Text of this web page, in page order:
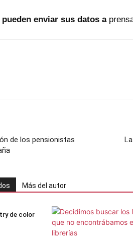
enviar sus datos a
de los pensionistas
Más del autor
de color